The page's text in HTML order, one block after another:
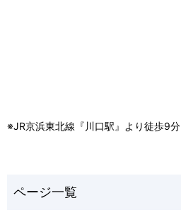
※JR京浜東北線『川口駅』より徒歩9分